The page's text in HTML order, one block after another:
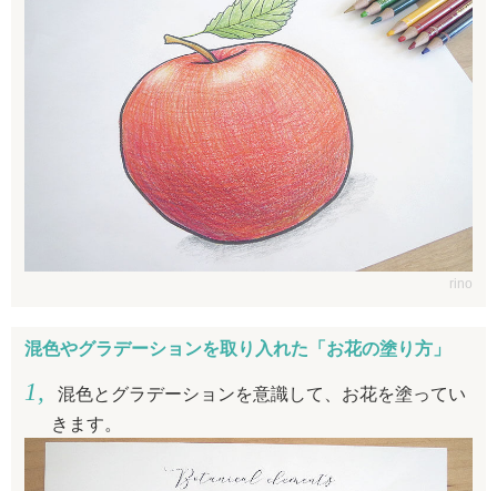
rino
混色やグラデーションを取り入れた「お花の塗り方」
混色とグラデーションを意識して、お花を塗ってい
きます。